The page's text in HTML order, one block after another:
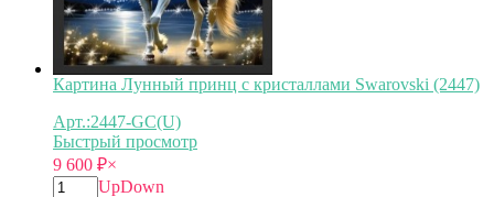
Картина Лунный принц с кристаллами Swarovski (2447)
Арт.:2447-GC(U)
Быстрый просмотр
9 600 ₽×
UpDown